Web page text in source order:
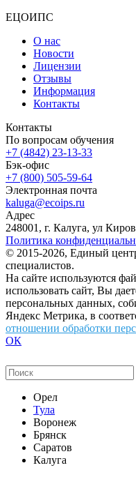
ЕЦОИПС
О нас
Новости
Лицензии
Отзывы
Информация
Контакты
Контакты
По вопросам обучения
+7 (4842) 23-13-33
Бэк-офис
+7 (800) 505-59-64
Электронная почта
kaluga@ecoips.ru
Адрес
248001, г. Калуга, ул
Политика
© 2015-2026, Единый
специалистов.
На сайте используются
использовать сайт, Вы
персональных данных,
Яндекс Метрика, в
отношении обработки
ОК
Орел
Тула
Воронеж
Брянск
Саратов
Калуга